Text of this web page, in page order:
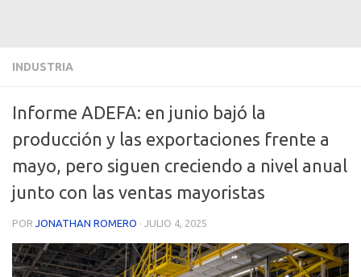
INDUSTRIA
Informe ADEFA: en junio bajó la
producción y las exportaciones frente a
mayo, pero siguen creciendo a nivel anual
junto con las ventas mayoristas
POR JONATHAN ROMERO · JULIO 4, 2025